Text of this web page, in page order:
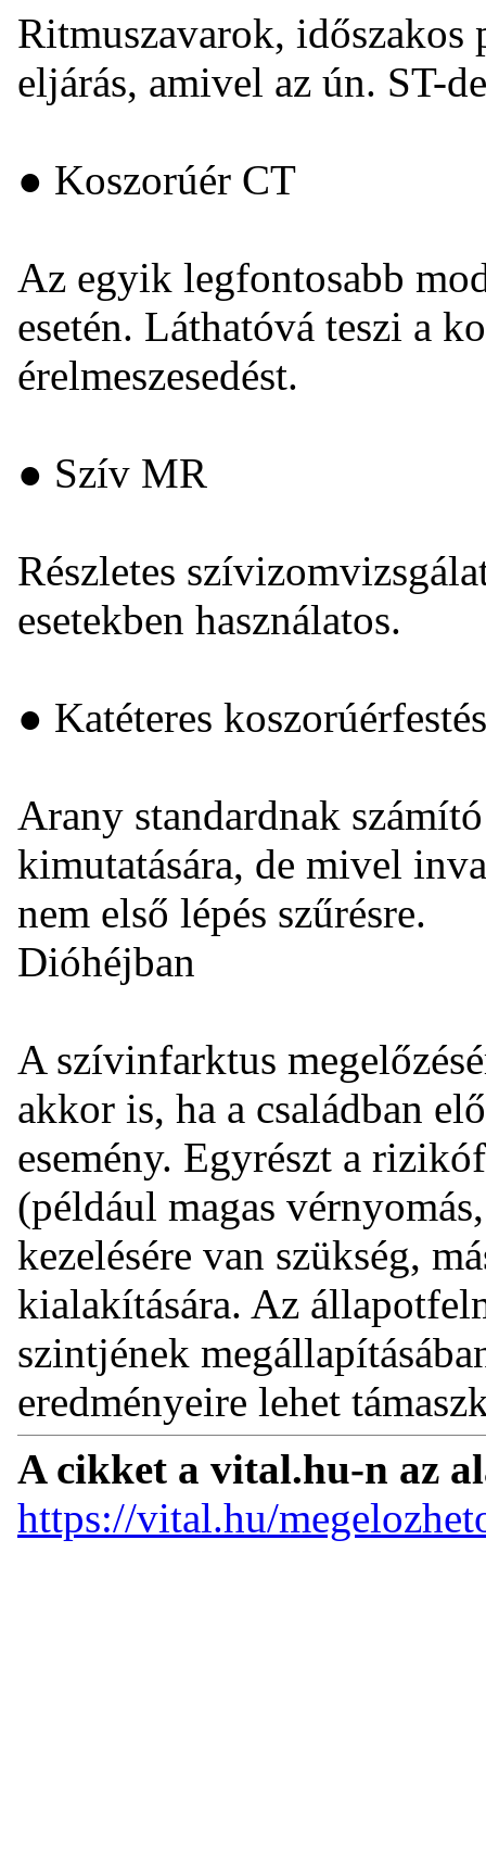
Ritmuszavarok, időszakos
eljárás, amivel az ún. ST-
● Koszorúér CT
Az egyik legfontosabb
esetén. Láthatóvá teszi a
érelmeszesedést.
● Szív MR
Részletes
esetekben használatos.
● Katéteres koszorúérfestés
Arany standardnak
kimutatására, de mivel
nem első lépés szűrésre.
Dióhéjban
A szívinfarktus
akkor is, ha a családban
esemény. Egyrészt a
(például magas
kezelésére van szükség,
kialakítására. Az
szintjének
eredményeire lehet
A cikket a vital.hu-n az
https://vital.hu/